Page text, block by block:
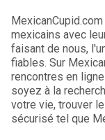
mexicains avec
faisant de nous,
fiables. Sur
rencontres en
soyez à la
votre vie, trouver
sécurisé tel que